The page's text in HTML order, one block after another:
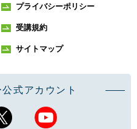
プライバシーポリシー
受講規約
サイトマップ
式アカウント